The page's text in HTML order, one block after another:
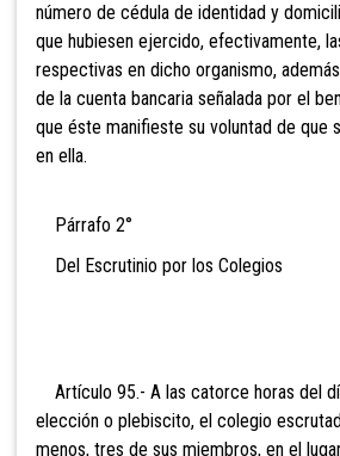
número de cédula de identidad y
que hubiesen ejercido, efectivamente,
respectivas en dicho organismo,
de la cuenta bancaria señalada por el
que éste manifieste su voluntad de que
en ella.
Párrafo 2°
Del Escrutinio por los Colegios
Artículo 95.- A las catorce horas del
elección o plebiscito, el colegio
menos, tres de sus miembros, en el